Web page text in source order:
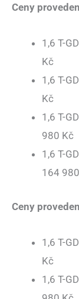
Ceny
1,6 T-
Kč
1,6 T-
Kč
1,6 T-
980 Kč
1,6 T-
164
Ceny
1,6 T-
Kč
1,6 T-